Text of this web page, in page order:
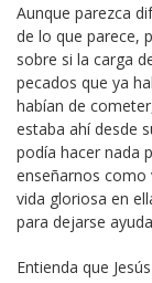
Aunque parezca
de lo que parece,
sobre si la carga
pecados que ya
habían de
estaba ahí desde
podía hacer nada
enseñarnos como
vida gloriosa en
para dejarse
Entienda que